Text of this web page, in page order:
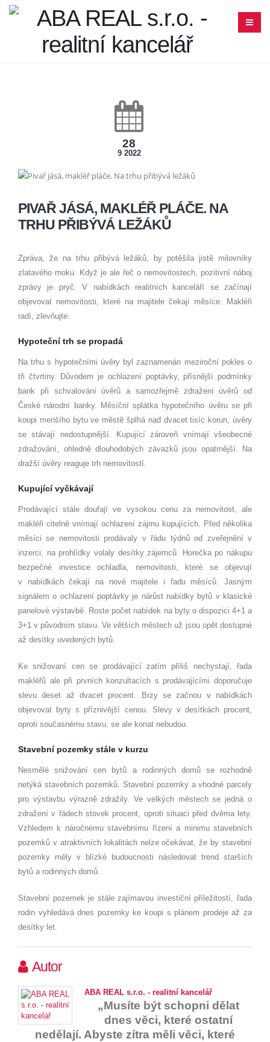
28
9 2022
PIVAŘ JÁSÁ, MAKLÉŘ PLÁČE. NA
TRHU PŘIBÝVÁ LEŽÁKŮ
Zpráva, že na trhu přibývá ležáků, by potěšila jistě milovníky
zlatavého moku. Když je ale řeč o nemovitostech, pozitivní náboj
zprávy je pryč. V nabídkách realitních kanceláří se začínají
objevovat nemovitosti, které na majitele čekají měsíce. Makléři
radí, zlevňujte.
Hypoteční trh se propadá
Na trhu s hypotečními úvěry byl zaznamenán meziroční pokles o
tři čtvrtiny. Důvodem je ochlazení poptávky, přísnější podmínky
bank při schvalování úvěrů a samozřejmě zdražení úvěrů od
České národní banky. Měsíční splátka hypotečního úvěru se při
koupi menšího bytu ve městě šplhá nad dvacet tisíc korun, úvěry
se stávají nedostupnější. Kupující zároveň vnímají všeobecné
zdražování, ohledně dlouhodobých závazků jsou opatrnější. Na
dražší úvěry reaguje trh nemovitostí.
Kupující vyčkávají
Prodávající stále doufají ve vysokou cenu za nemovitost, ale
makléři citelně vnímají ochlazení zájmu kupujících. Před několika
měsíci se nemovitosti prodávaly v řádu týdnů od zveřejnění v
inzerci, na prohlídky volaly desítky zájemců. Horečka po nákupu
bezpečné investice ochladla, nemovitosti, které se objevují
v nabídkách čekají na nové majitele i řadu měsíců. Jasným
signálem o ochlazení poptávky je nárůst nabídky bytů v klasické
panelové výstavbě. Roste počet nabídek na byty o dispozici 4+1 a
3+1 v původním stavu. Ve větších městech už jsou opět dostupné
až desítky uvedených bytů.
Ke snižovaní cen se prodávající zatím příliš nechystají, řada
makléřů ale při prvních konzultacích s prodávajícími doporučuje
slevu deset až dvacet procent. Brzy se začnou v nabídkách
objevovat byty s příznivější cenou. Slevy v desítkách procent,
oproti současnému stavu, se ale konat nebudou.
Stavební pozemky stále v kurzu
Nesmělé snižování cen bytů a rodinných domů se rozhodně
netýká stavebních pozemků. Stavební pozemky a vhodné parcely
pro výstavbu výrazně zdražily. Ve velkých městech se jedná o
zdražení v řádech stovek procent, oproti situaci před dvěma lety.
Vzhledem k náročnému stavebnímu řízení a minimu stavebních
pozemků v atraktivních lokalitách nelze očekávat, že by stavební
pozemky měly v blízké budoucnosti následovat trend starších
bytů a rodinných domů.
Stavební pozemek je stále zajímavou investiční příležitostí, řada
rodin vyhledává dnes pozemky ke koupi s plánem prodeje až za
desítky let.
Autor
ABA REAL s.r.o. - realitní kancelář
„Musíte být schopni dělat
dnes věci, které ostatní
nedělají. Abyste zítra měli věci, které